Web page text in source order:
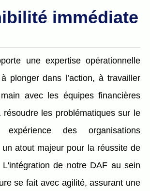
immédiate
une expertise opérationnelle
plonger dans l’action, à travailler
avec les équipes financières
résoudre les problématiques sur le
des organisations
atout majeur pour la réussite de
de notre DAF au sein
se fait avec agilité, assurant une